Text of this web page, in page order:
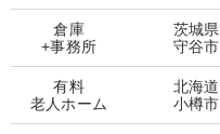
倉庫
+事務所
茨城県
守谷市
有料
老人ホーム
北海道
小樽市